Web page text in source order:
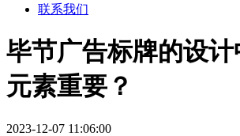
联系我们
毕节广告标牌的设
元素重要？
2023-12-07 11:06:00